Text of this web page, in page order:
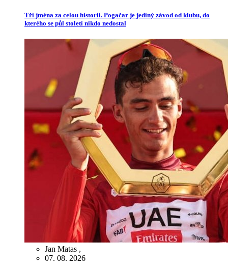
Tři jména za celou historii. Pogačar je jediný závod od klubu, do
kterého se půl století nikdo nedostal
Jan Matas ,
07. 08. 2026